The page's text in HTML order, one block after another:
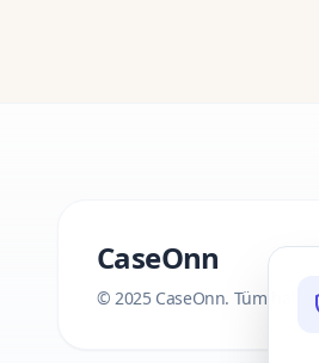
CaseOnn
© 2025 CaseOnn. Tüm